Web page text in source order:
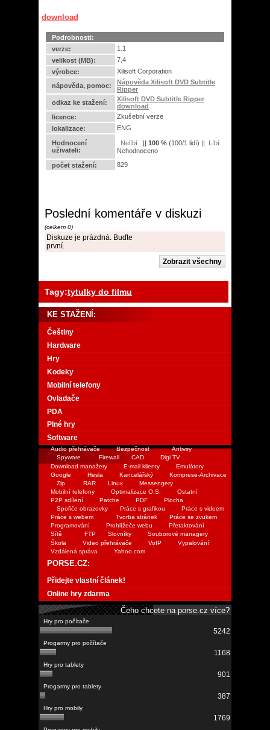
download
Podrobnosti:
verze:
1.1
velikost (MB):
7,4
výrobce:
Xilisoft Corporation
nápověda, pomoc:
Nápověda Xilisoft DVD Subtitle
Ripper
odkaz ke stažení:
Xilisoft DVD Subtitle Ripper
download
licence:
Zkušební verze
lokalizace:
ENG
Hodnocení
uživateli:
|| 100 % (100/1 lidí) ||
Nehodnoceno
počet stažení:
829
Poslední komentáře v diskuzi
(celkem 0)
Diskuze je prázdná. Buďte
první.
Tagy:tytulky do filmu
KE STAŽENÍ:
Češtiny
Hardware
Hry
Kodeky
Mobilní telefony
Ovladače
PDA
Plné hry
Software
Audio přehrávače Bezpečnost
Antiviry
Spyware
Firewall CAD
Digi TV
Download manažery
E-mail klienty
Emulátory
Google
Hesla Kancelářský
Komprese-Archivace
Zip
RAR Linux
Messengery
Mobilní telefony
Optimalizace O.S.
Ostatní
P2P sdílení
Patche PDF
Plocha
Spořiče obrazovky
Práce s grafikou
Práce s videem
Práce s webem
Tvorba stránek
Práce se zvukem
Programování
Prohlížeče webu
Přetaktování
Sítě
FTP Slovníky
Souborové managery
Škola
Video přehrávače VoIP
Vypalování
Vzdálená správa
Yahoo.com
PORSE.CZ:
Přidejte vlastní článek!
Online hry zdarma
Čeho chcete na porse.cz více?
5242
1168
901
387
1769